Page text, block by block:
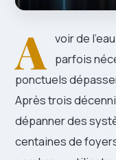
A voir de
parfois
ponctuels
Après trois
dépanner des
centaines de